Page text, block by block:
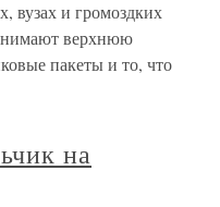
вузах и громоздких
верхнюю
пакеты и то, что
на